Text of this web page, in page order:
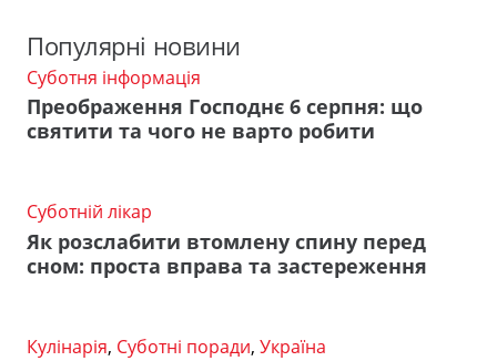
Популярні новини
Суботня інформація
Преображення Господнє 6 серпня: що
святити та чого не варто робити
Суботній лікар
Як розслабити втомлену спину перед
сном: проста вправа та застереження
Кулінарія, Суботні поради, Україна